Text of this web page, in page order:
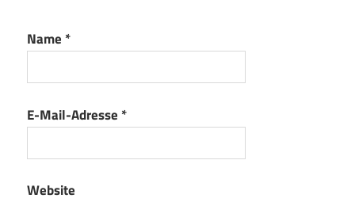
Name *
E-Mail-Adresse *
Website